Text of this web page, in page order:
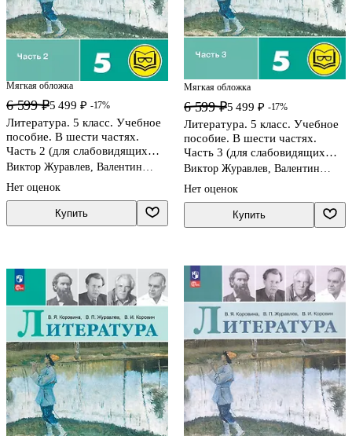
Мягкая обложка
6 599 ₽5 499 ₽ -17%
Литература. 5 класс. Учебное
пособие. В шести частях.
Часть 2 (для слабовидящих
обучающихся). ФГОС 2021
Виктор Журавлев, Валентин
Нет оценок
Купить
Мягкая обложка
6 599 ₽5 499 ₽ -17%
Литература. 5 класс. Учебное
пособие. В шести частях.
Часть 3 (для слабовидящих
обучающихся). ФГОС 2021
Виктор Журавлев, Валентин
Нет оценок
Купить